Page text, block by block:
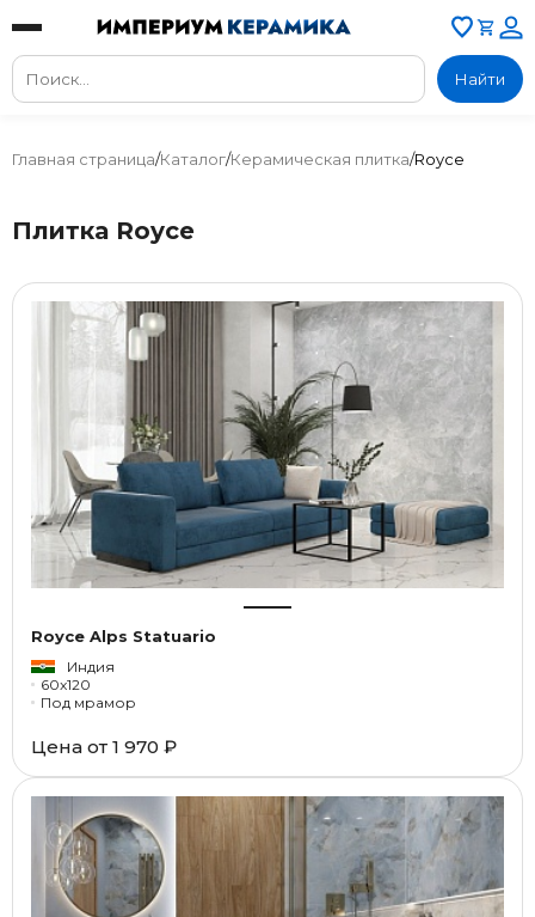
Найти
Главная страница/Каталог/Керамическая плитка/Royce
Плитка Royce
Royce Alps Statuario
Индия
60x120
Под мрамор
Цена от 1 970 ₽